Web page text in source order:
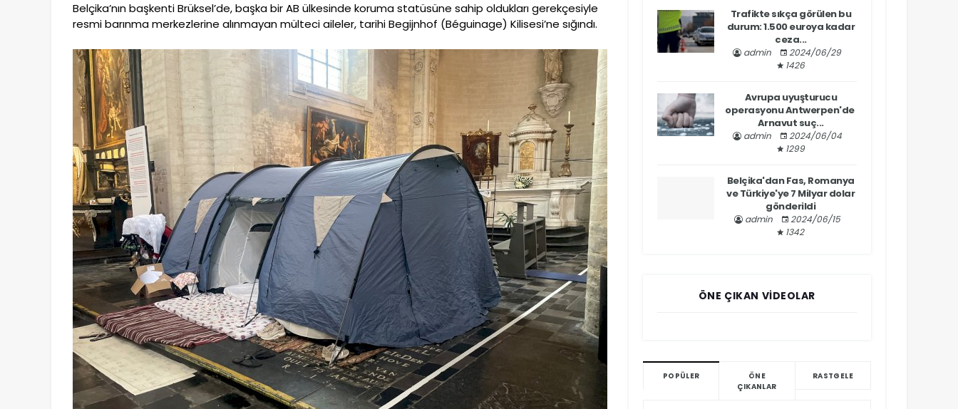
Belçika’nın başkenti Brüksel’de, başka bir AB ülkesinde koruma statüsüne sahip oldukları gerekçesiyle
resmi barınma merkezlerine alınmayan mülteci aileler, tarihi Begijnhof (Béguinage) Kilisesi’ne sığındı.
Trafikte sıkça görülen bu
durum: 1.500 euroya kadar
ceza...
admin
2024/06/29
1426
Avrupa uyuşturucu
operasyonu Antwerpen'de
Arnavut suç...
admin
2024/06/04
1299
Belçika'dan Fas, Romanya
ve Türkiye'ye 7 Milyar dolar
gönderildi
admin
2024/06/15
1342
ÖNE ÇIKAN VIDEOLAR
POPÜLER
ÖNE
ÇIKANLAR
RASTGELE